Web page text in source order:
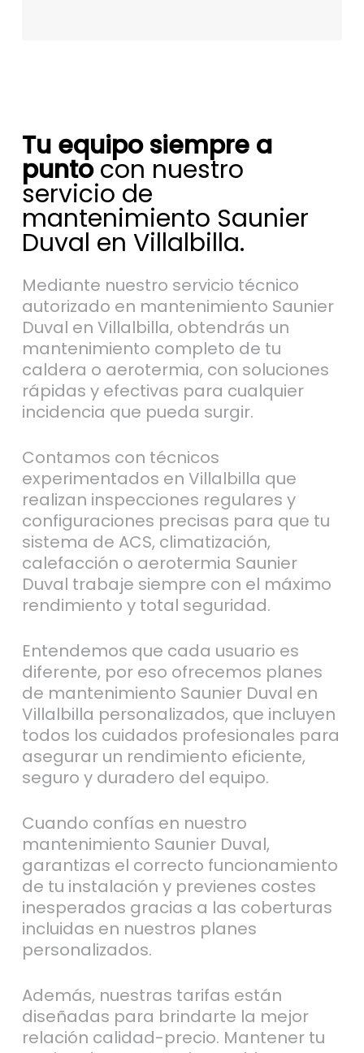
Tu equipo siempre a
puntocon nuestro
servicio de
mantenimiento Saunier
Duval en Villalbilla.
Mediante nuestro servicio técnico
autorizado en mantenimiento Saunier
Duval en Villalbilla, obtendrás un
mantenimiento completo de tu
caldera o aerotermia, con soluciones
rápidas y efectivas para cualquier
incidencia que pueda surgir.
Contamos con técnicos
experimentados en Villalbilla que
realizan inspecciones regulares y
configuraciones precisas para que tu
sistema de ACS, climatización,
calefacción o aerotermia Saunier
Duval trabaje siempre con el máximo
rendimiento y total seguridad.
Entendemos que cada usuario es
diferente, por eso ofrecemos planes
de mantenimiento Saunier Duval en
Villalbilla personalizados, que incluyen
todos los cuidados profesionales para
asegurar un rendimiento eficiente,
seguro y duradero del equipo.
Cuando confías en nuestro
mantenimiento Saunier Duval,
garantizas el correcto funcionamiento
de tu instalación y previenes costes
inesperados gracias a las coberturas
incluidas en nuestros planes
personalizados.
Además, nuestras tarifas están
diseñadas para brindarte la mejor
relación calidad-precio. Mantener tu